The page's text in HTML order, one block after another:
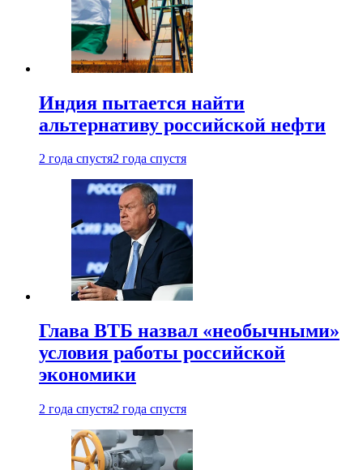
Индия пытается найти
альтернативу российской нефти
2 года спустя2 года спустя
Глава ВТБ назвал «необычными»
условия работы российской
экономики
2 года спустя2 года спустя